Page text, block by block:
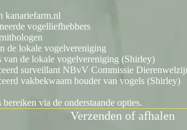
kanariefarm.nl
vogelliefhebbers
de lokale vogelvereniging
van de lokale vogelvereniging (Shirley)
surveillant NBvV Commissie
vakbekwaam houder van vogels (Shirley)
bereiken via de onderstaande opties.
Verzenden of afhalen